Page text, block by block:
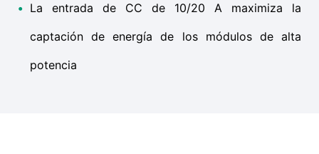
• La entrada de CC de 10/20 A maximiza la
captación de energía de los módulos de alta
potencia